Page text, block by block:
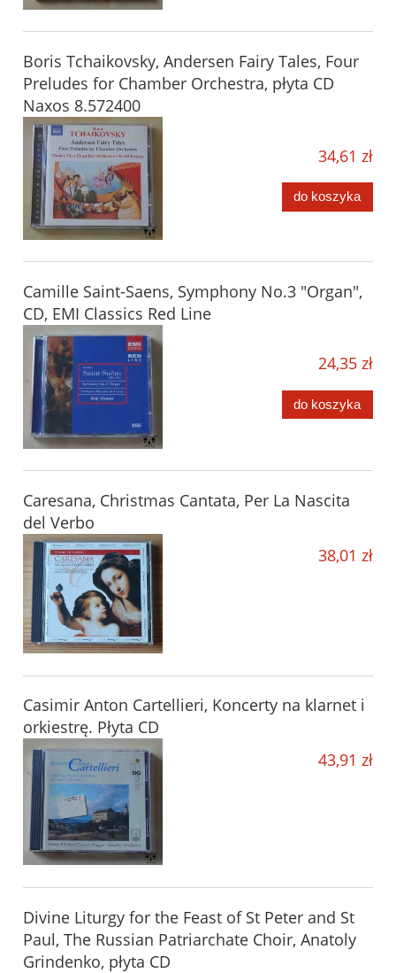
Boris Tchaikovsky, Andersen Fairy Tales, Four
Preludes for Chamber Orchestra, płyta CD
Naxos 8.572400
34,61 zł
do koszyka
Camille Saint-Saens, Symphony No.3 "Organ",
CD, EMI Classics Red Line
24,35 zł
do koszyka
Caresana, Christmas Cantata, Per La Nascita
del Verbo
38,01 zł
Casimir Anton Cartellieri, Koncerty na klarnet i
orkiestrę. Płyta CD
43,91 zł
Divine Liturgy for the Feast of St Peter and St
Paul, The Russian Patriarchate Choir, Anatoly
Grindenko, płyta CD